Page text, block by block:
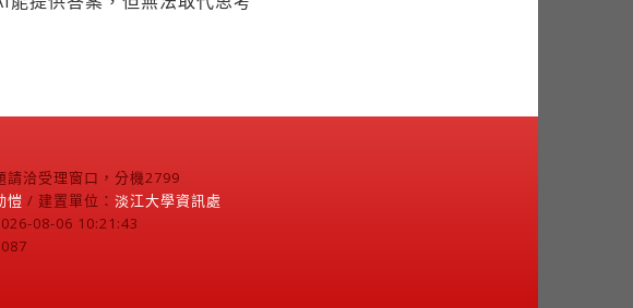
請洽受理窗口，分機2799
愷 / 建置單位： 淡江大學資訊處
08-06 10:21:43